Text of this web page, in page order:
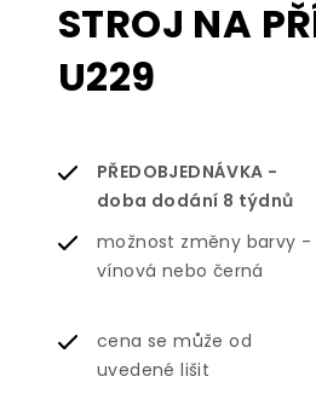
STROJ NA
U229
PŘEDOBJEDNÁVKA -
doba dodání 8 týdnů
možnost změny barvy -
vínová nebo černá
cena se může od
uvedené lišit